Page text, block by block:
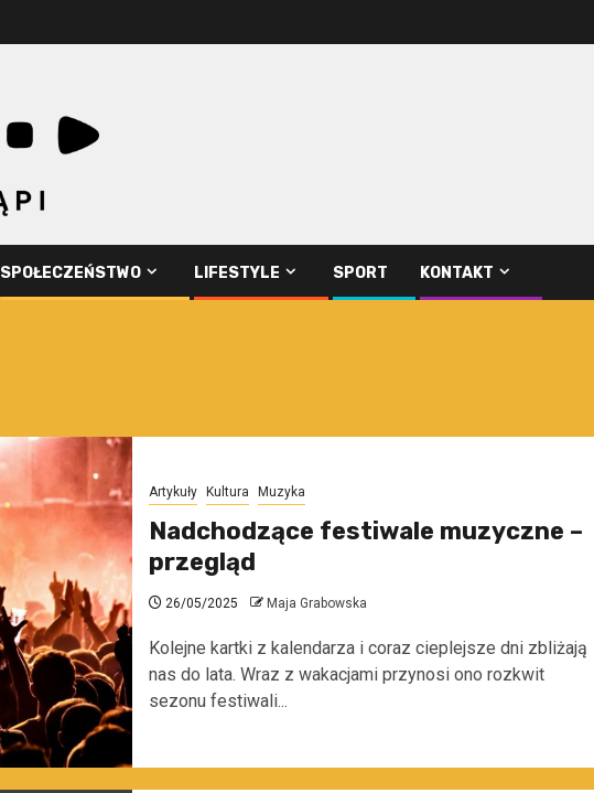
SPOŁECZEŃSTWO LIFESTYLE SPORT KONTAKT
Artykuły Kultura Muzyka
Nadchodzące festiwale muzyczne –
przegląd
26/05/2025 Maja Grabowska
Kolejne kartki z kalendarza i coraz cieplejsze dni zbliżają
nas do lata. Wraz z wakacjami przynosi ono rozkwit
sezonu festiwali...